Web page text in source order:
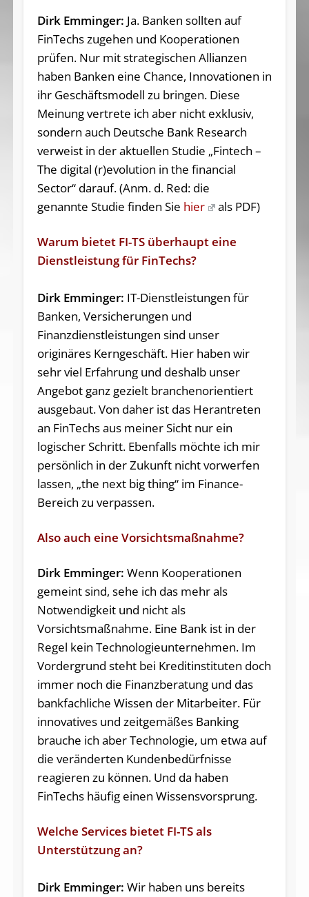
Dirk Emminger: Ja. Banken sollten auf
FinTechs zugehen und Kooperationen
prüfen. Nur mit strategischen Allianzen
haben Banken eine Chance, Innovationen in
ihr Geschäftsmodell zu bringen. Diese
Meinung vertrete ich aber nicht exklusiv,
sondern auch Deutsche Bank Research
verweist in der aktuellen Studie „Fintech –
The digital (r)evolution in the financial
Sector“ darauf. (Anm. d. Red: die
genannte Studie finden Sie hier als PDF)
Warum bietet FI-TS überhaupt eine
Dienstleistung für FinTechs?
Dirk Emminger: IT-Dienstleistungen für
Banken, Versicherungen und
Finanzdienstleistungen sind unser
originäres Kerngeschäft. Hier haben wir
sehr viel Erfahrung und deshalb unser
Angebot ganz gezielt branchenorientiert
ausgebaut. Von daher ist das Herantreten
an FinTechs aus meiner Sicht nur ein
logischer Schritt. Ebenfalls möchte ich mir
persönlich in der Zukunft nicht vorwerfen
lassen, „the next big thing“ im Finance-
Bereich zu verpassen.
Also auch eine Vorsichtsmaßnahme?
Dirk Emminger: Wenn Kooperationen
gemeint sind, sehe ich das mehr als
Notwendigkeit und nicht als
Vorsichtsmaßnahme. Eine Bank ist in der
Regel kein Technologieunternehmen. Im
Vordergrund steht bei Kreditinstituten doch
immer noch die Finanzberatung und das
bankfachliche Wissen der Mitarbeiter. Für
innovatives und zeitgemäßes Banking
brauche ich aber Technologie, um etwa auf
die veränderten Kundenbedürfnisse
reagieren zu können. Und da haben
FinTechs häufig einen Wissensvorsprung.
Welche Services bietet FI-TS als
Unterstützung an?
Dirk Emminger: Wir haben uns bereits